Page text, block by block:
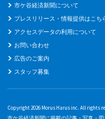
市ケ谷経済新聞について
プレスリリース・情報提供はこち
アクセスデータの利用について
お問い合わせ
広告のご案内
スタッフ募集
Copyright 2026 Morus Harus inc. All rights